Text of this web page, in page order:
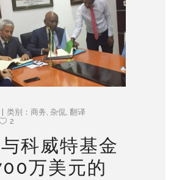
类别： 商务, 杂侃, 翻译
2
科威特基金
万美元的